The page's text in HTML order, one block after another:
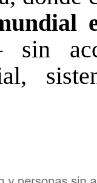
sin